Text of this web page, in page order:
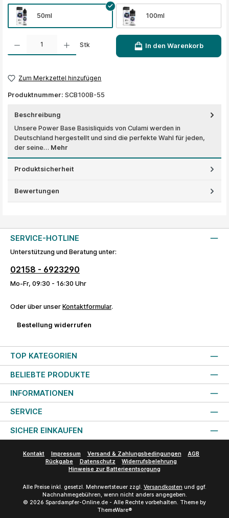
50ml 100ml
Produkt Anzahl: Gib den gewünschten Wert ein oder benutze die Schaltflächen um die
Stk In den Warenkorb
Zum Merkzettel hinzufügen
Produktnummer: SCB100B-55
Beschreibung
Unsere Power Base Basisliquids von Culami werden in
Deutschland hergestellt und sind die perfekte Wahl für jeden,
der seine… Mehr
Produktsicherheit
Bewertungen
SERVICE-HOTLINE
Unterstützung und Beratung unter:
02158 - 6923290
Mo-Fr, 09:30 - 16:30 Uhr
Oder über unser Kontaktformular.
Bestellung widerrufen
TOP KATEGORIEN
BELIEBTE PRODUKTE
INFORMATIONEN
SERVICE
SICHER EINKAUFEN
Kontakt Impressum Versand & Zahlungsbedingungen
AGB
Rückgabe
Datenschutz
Widerrufsbelehrung
Hinweise zur Batterieentsorgung
Alle Preise inkl. gesetzl. Mehrwertsteuer zzgl. Versandkosten und ggf.
Nachnahmegebühren, wenn nicht anders angegeben.
© 2026 Spardampfer-Online.de - Alle Rechte vorbehalten. Theme by
ThemeWare®